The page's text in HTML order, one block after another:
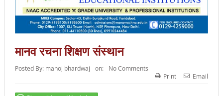
मानव रचना शिक्षण संस्थान
Posted By: manoj bhardwaj on:
No Comments
Print
Email